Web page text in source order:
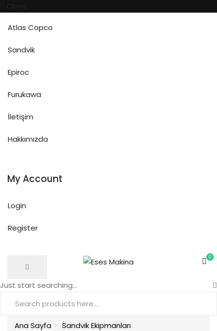
Atlas Copco
Sandvik
Epiroc
Furukawa
İletişim
Hakkımızda
My Account
Login
Register
0
Just start searching...
Ana Sayfa
Sandvik Ekipmanları